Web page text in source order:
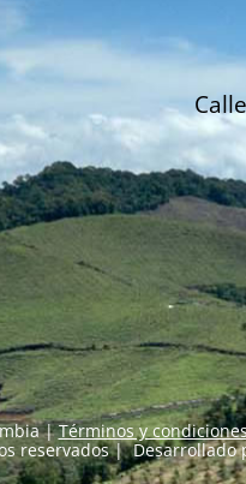
|Términos y
reservados | Desarrollado